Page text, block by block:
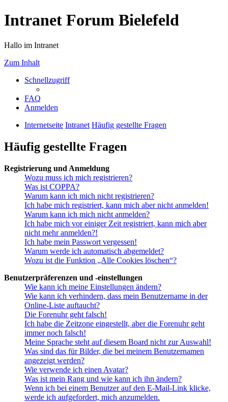
Intranet Forum Bielefeld
Hallo im Intranet
Zum Inhalt
Schnellzugriff
FAQ
Anmelden
Internetseite Intranet Häufig gestellte Fragen
Häufig gestellte Fragen
Registrierung und Anmeldung
Wozu muss ich mich registrieren?
Was ist COPPA?
Warum kann ich mich nicht registrieren?
Ich habe mich registriert, kann mich aber nicht anmelden!
Warum kann ich mich nicht anmelden?
Ich habe mich vor einiger Zeit registriert, kann mich aber
nicht mehr anmelden?!
Ich habe mein Passwort vergessen!
Warum werde ich automatisch abgemeldet?
Wozu ist die Funktion „Alle Cookies löschen“?
Benutzerpräferenzen und -einstellungen
Wie kann ich meine Einstellungen ändern?
Wie kann ich verhindern, dass mein Benutzername in der
Online-Liste auftaucht?
Die Forenuhr geht falsch!
Ich habe die Zeitzone eingestellt, aber die Forenuhr geht
immer noch falsch!
Meine Sprache steht auf diesem Board nicht zur Auswahl!
Was sind das für Bilder, die bei meinem Benutzernamen
angezeigt werden?
Wie verwende ich einen Avatar?
Was ist mein Rang und wie kann ich ihn ändern?
Wenn ich bei einem Benutzer auf den E-Mail-Link klicke,
werde ich aufgefordert, mich anzumelden.